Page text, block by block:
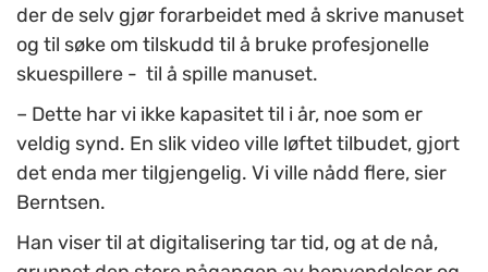
der de selv gjør forarbeidet med å skrive manuset
og til søke om tilskudd til å bruke profesjonelle
skuespillere - til å spille manuset.
– Dette har vi ikke kapasitet til i år, noe som er
veldig synd. En slik video ville løftet tilbudet, gjort
det enda mer tilgjengelig. Vi ville nådd flere, sier
Berntsen.
Han viser til at digitalisering tar tid, og at de nå,